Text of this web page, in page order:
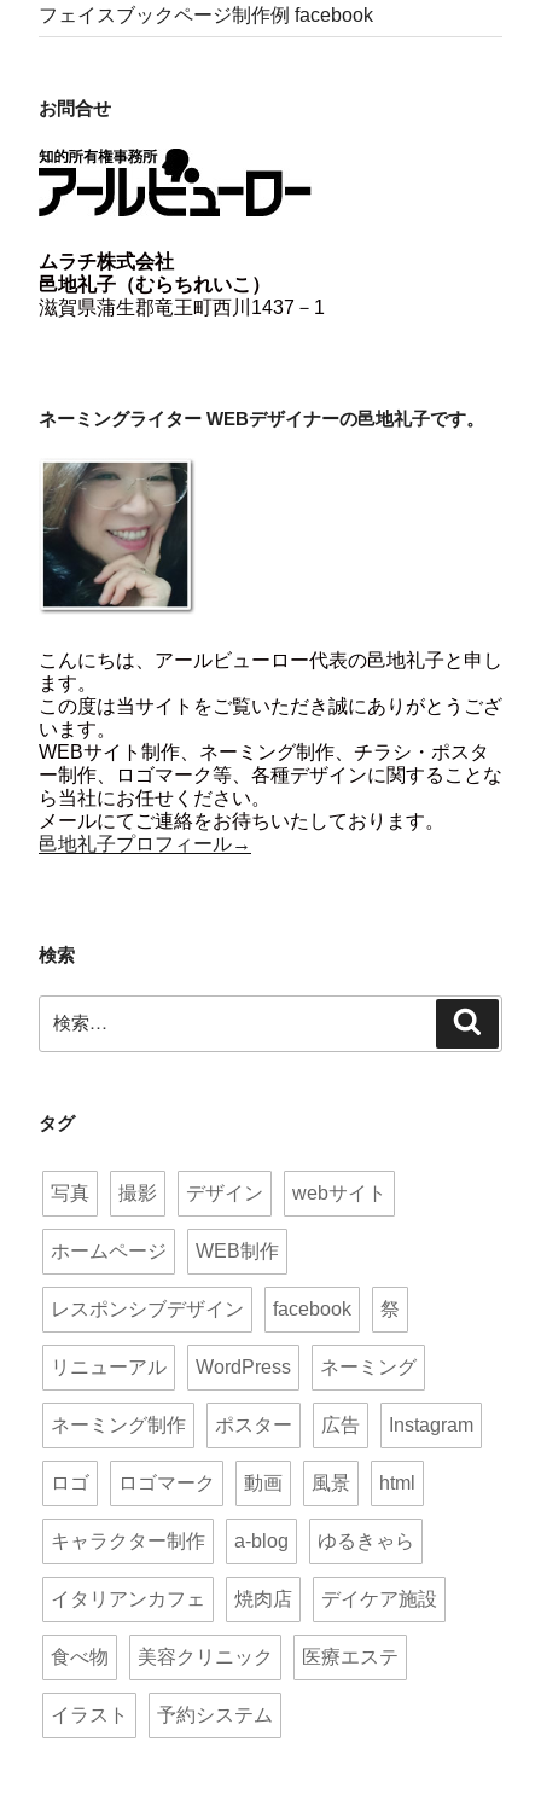
フェイスブックページ制作例 facebook
お問合せ
ムラチ株式会社
邑地礼子（むらちれいこ）
滋賀県蒲生郡竜王町西川1437－1
ネーミングライター WEBデザイナーの邑地礼子です。
こんにちは、アールビューロー代表の邑地礼子と申し
ます。
この度は当サイトをご覧いただき誠にありがとうござ
います。
WEBサイト制作、ネーミング制作、チラシ・ポスタ
ー制作、ロゴマーク等、各種デザインに関することな
ら当社にお任せください。
メールにてご連絡をお待ちいたしております。
邑地礼子プロフィール→
検索
索:
タグ
写真 撮影 デザイン webサイト
ホームページ WEB制作
レスポンシブデザイン facebook 祭
リニューアル WordPress ネーミング
ネーミング制作 ポスター 広告 Instagram
ロゴ ロゴマーク 動画 風景 html
キャラクター制作 a-blog ゆるきゃら
イタリアンカフェ 焼肉店 デイケア施設
食べ物 美容クリニック 医療エステ
イラスト 予約システム